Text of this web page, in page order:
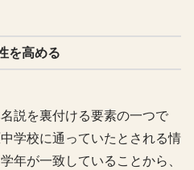
を高める
説を裏付ける要素の一つで
学校に通っていたとされる情
年が一致していることから、